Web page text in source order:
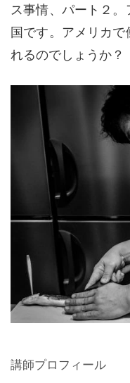
ス事情、パート２
国です。アメリカ
れるのでしょうか？
講師プロフィール